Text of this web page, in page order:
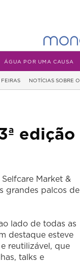
ÁGUA POR UMA CAUSA
FEIRAS NOTÍCIAS SOBRE
edição
Market &
grandes palcos de
lado de todas as
destaque esteve
reutilizável, que
talks e